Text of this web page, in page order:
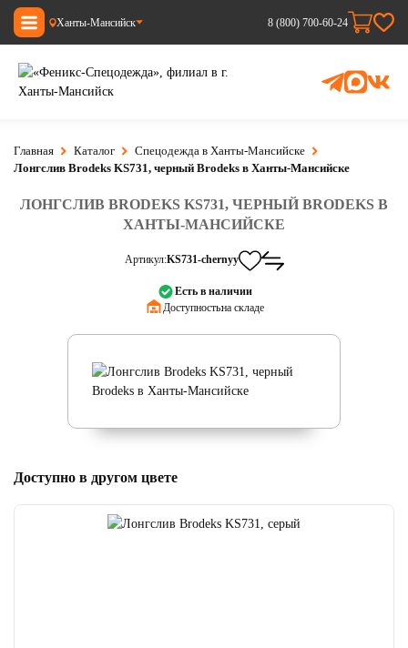
Ханты-Мансийск 8 (800) 700-60-24
Главная Каталог
Спецодежда в Ханты-Мансийске
Лонгслив Brodeks KS731, черный Brodeks в Ханты-Мансийске
ЛОНГСЛИВ BRODEKS KS731, ЧЕРНЫЙ BRODEKS В
ХАНТЫ-МАНСИЙСКЕ
Артикул:KS731-chernyy
Есть в наличии
Доступность:на складе
Доступно в другом цвете